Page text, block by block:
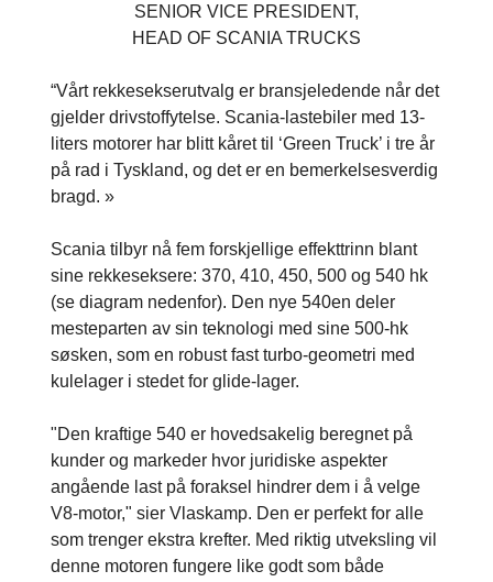
SENIOR VICE PRESIDENT,
HEAD OF SCANIA TRUCKS
“Vårt rekkesekserutvalg er bransjeledende når det
gjelder drivstoffytelse. Scania-lastebiler med 13-
liters motorer har blitt kåret til ‘Green Truck’ i tre år
på rad i Tyskland, og det er en bemerkelsesverdig
bragd. »
Scania tilbyr nå fem forskjellige effekttrinn blant
sine rekkeseksere: 370, 410, 450, 500 og 540 hk
(se diagram nedenfor). Den nye 540en deler
mesteparten av sin teknologi med sine 500-hk
søsken, som en robust fast turbo-geometri med
kulelager i stedet for glide-lager.
"Den kraftige 540 er hovedsakelig beregnet på
kunder og markeder hvor juridiske aspekter
angående last på foraksel hindrer dem i å velge
V8-motor," sier Vlaskamp. Den er perfekt for alle
som trenger ekstra krefter. Med riktig utveksling vil
denne motoren fungere like godt som både